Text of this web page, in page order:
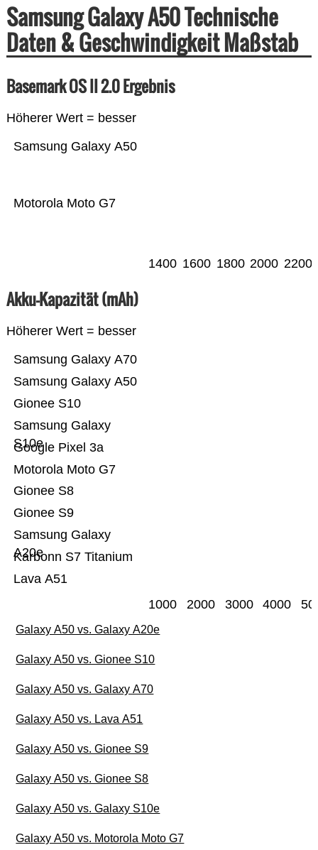
Samsung Galaxy A50 Technische
Daten & Geschwindigkeit Maßstab
Basemark OS II 2.0 Ergebnis
Höherer Wert = besser
Motorola Moto G7
Samsung Galaxy A50
1400 1600 1800 2000 2200
Akku-Kapazität (mAh)
Höherer Wert = besser
Lava A51
Karbonn S7 Titanium
Samsung Galaxy
A20e
Gionee S9
Gionee S8
Motorola Moto G7
Google Pixel 3a
Samsung Galaxy
S10e
Gionee S10
Samsung Galaxy A50
Samsung Galaxy A70
1000 2000 3000 4000
Galaxy A50 vs. Galaxy A20e
Galaxy A50 vs. Gionee S10
Galaxy A50 vs. Galaxy A70
Galaxy A50 vs. Lava A51
Galaxy A50 vs. Gionee S9
Galaxy A50 vs. Gionee S8
Galaxy A50 vs. Galaxy S10e
Galaxy A50 vs. Motorola Moto G7